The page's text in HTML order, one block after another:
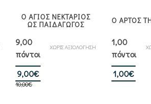
Ο ΑΓΙΟΣ ΝΕΚΤΑΡΙΟΣ
ΩΣ ΠΑΙΔΑΓΩΓΟΣ
ΧΩΡΙΣ ΑΞΙΟΛΟΓΗΣΗ
9,00
πόντοι
10,00€
9,00€
Ο ΑΡΤΟΣ
1,00
πόντοι
1,00€